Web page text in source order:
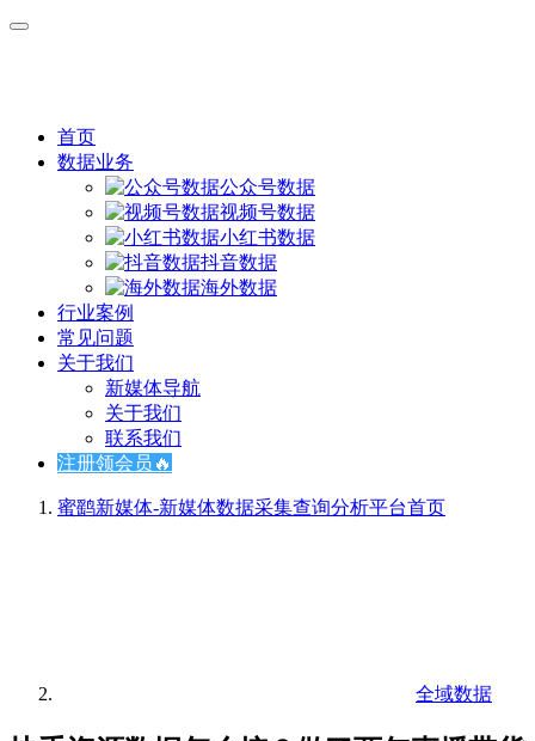
首页
数据业务
公众号数据
视频号数据
小红书数据
抖音数据
海外数据
行业案例
常见问题
关于我们
新媒体导航
关于我们
联系我们
注册领会员🔥
蜜鹞新媒体-新媒体数据采集查询分析平台首页
全域数据